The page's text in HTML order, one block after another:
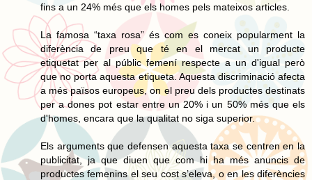
fins a un 24% més que els homes pels mateixos articles.
La famosa “taxa rosa” és com es coneix popularment la
diferència de preu que té en el mercat un producte
etiquetat per al públic femení respecte a un d'igual però
que no porta aquesta etiqueta. Aquesta discriminació afecta
a més països europeus, on el preu dels productes destinats
per a dones pot estar entre un 20% i un 50% més que els
d'homes, encara que la qualitat no siga superior.
Els arguments que defensen aquesta taxa se centren en la
publicitat, ja que diuen que com hi ha més anuncis de
productes femenins el seu cost s’eleva, o en les diferències